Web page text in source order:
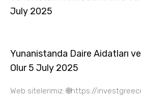
July 2025
Yunanistanda Daire Aidatları
Olur 5 July 2025
Web sitelerimiz: 🌐https://